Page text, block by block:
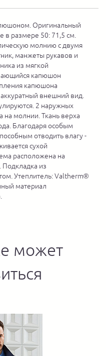
Оригинальный
в размере 50: 71,5 см.
молнию с двумя
манжеты рукавов и
из мягкой
капюшон
капюшона
внешний вид.
2 наружных
на молнии. Ткань верха
Благодаря особым
отводить влагу -
сухой
расположена на
Подкладка из
Утеплитель: Valtherm®
материал
может